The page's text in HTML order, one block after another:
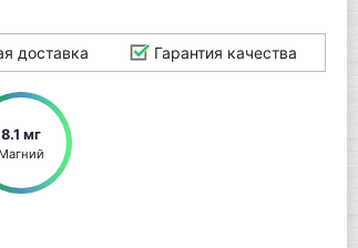
доставка Гарантия качества
8.1 мг
Магний